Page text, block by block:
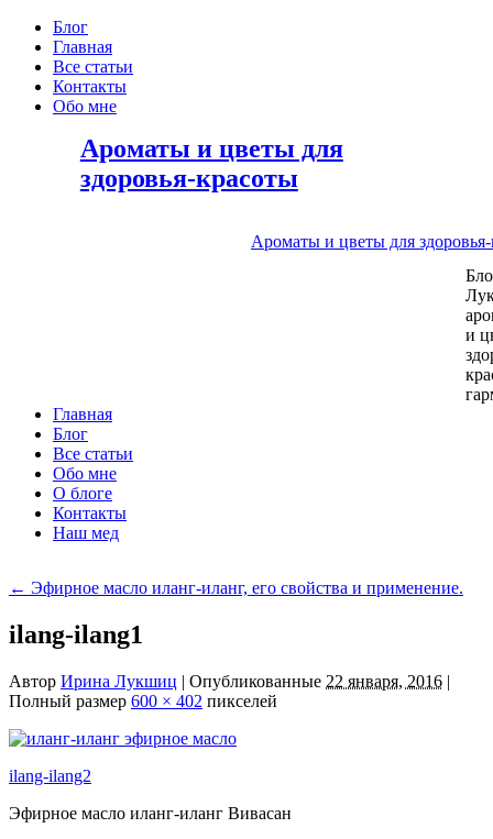
Блог
Главная
Все статьи
Контакты
Обо мне
Ароматы и цветы для
здоровья-красоты
Ароматы и цветы для
и
Главная
Блог
Все статьи
Обо мне
О блоге
Контакты
Наш мед
← Эфирное масло иланг-иланг, его свойства и применение.
ilang-ilang1
Автор Ирина Лукшиц | Опубликованные 22 января, 2016 |
Полный размер 600 × 402 пикселей
ilang-ilang2
Эфирное масло иланг-иланг Вивасан